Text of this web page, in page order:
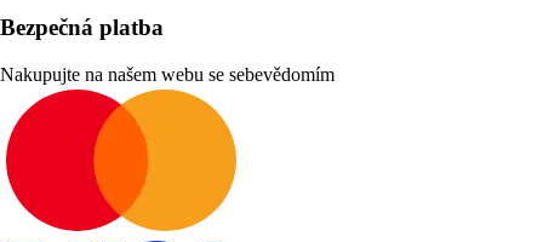
Bezpečná platba
Nakupujte na našem webu se sebevědomím